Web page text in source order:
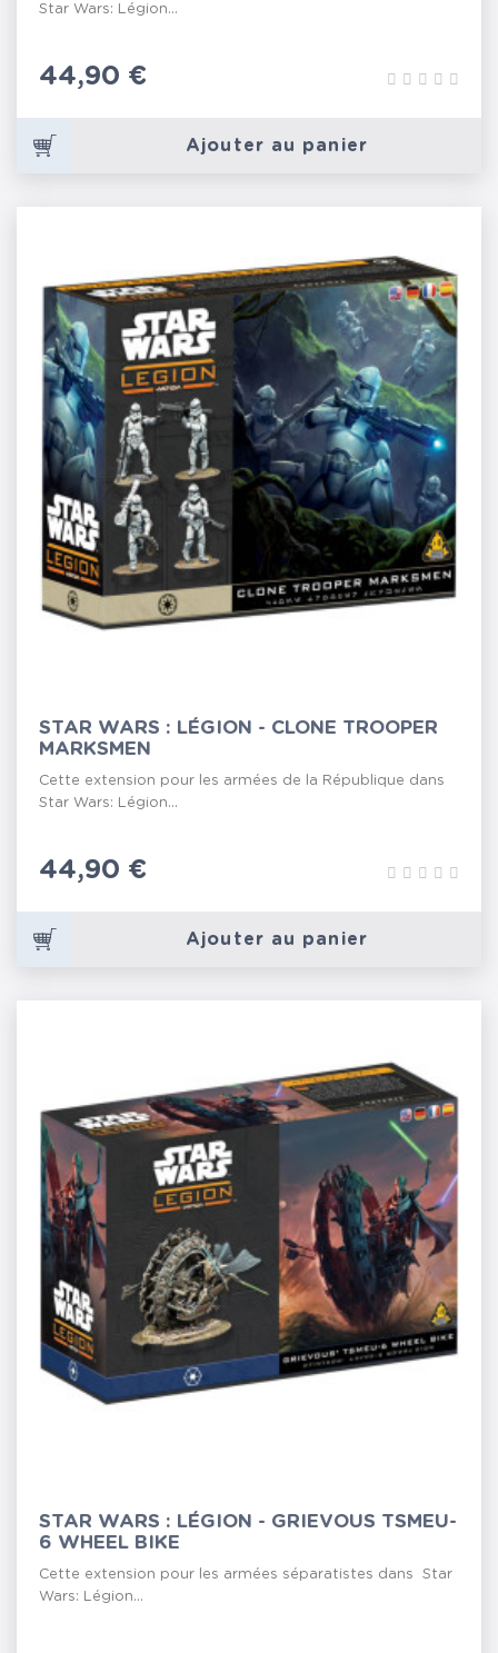
Star Wars: Légion...
Prix
44,90 €
Ajouter au panier
STAR WARS : LÉGION - CLONE TROOPER
MARKSMEN
Cette extension pour les armées de la République dans
Star Wars: Légion...
Prix
44,90 €
Ajouter au panier
STAR WARS : LÉGION - GRIEVOUS TSMEU-
6 WHEEL BIKE
Cette extension pour les armées séparatistes dans Star
Wars: Légion...